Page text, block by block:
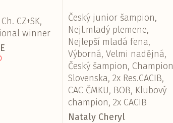
CZ+SK,
winner
Český junior šampion,
Nejl.mladý plemene,
Nejlepší mladá fena,
Výborná, Velmi nadějná,
Český šampion, Champion
Slovenska, 2x Res.CACIB,
CAC ČMKU, BOB, Klubový
champion, 2x CACIB
Nataly Cheryl